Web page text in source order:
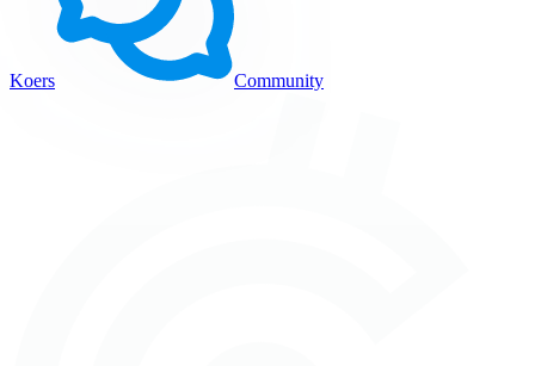
Koers Community